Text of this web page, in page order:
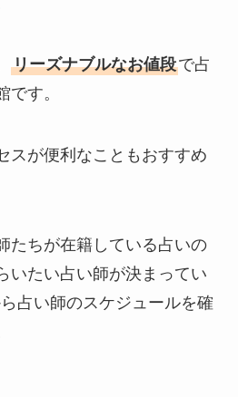
リーズナブルなお値段で占
です。
スが便利なこともおすすめ
たちが在籍している占いの
いたい占い師が決まってい
占い師のスケジュールを確